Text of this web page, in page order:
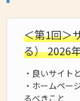
＜第1回＞
る） 2026
・良いサイト
・ホームペー
るべきこと